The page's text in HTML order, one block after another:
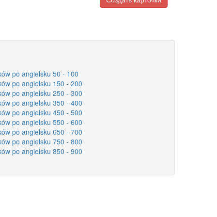
po angielsku 50 - 100
po angielsku 150 - 200
po angielsku 250 - 300
po angielsku 350 - 400
po angielsku 450 - 500
po angielsku 550 - 600
po angielsku 650 - 700
po angielsku 750 - 800
po angielsku 850 - 900